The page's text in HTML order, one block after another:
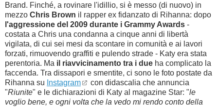
Brand. Finché, a rovinare l'idillio, si è messo (di nuovo) in
mezzo Chris Brown il rapper ex fidanzato di Rihanna: dopo
l'aggressione del 2009 durante i Grammy Awards -
costata a Chris una condanna a cinque anni di libertà
vigilata, di cui sei mesi da scontare in comunità e ai lavori
forzati, rimuovendo graffiti e pulendo strade - Katy era stata
perentoria. Ma il riavvicinamento tra i due ha complicato la
faccenda. Tra dissapori e smentite, ci sono le foto postate da
Rihanna su Instagram
con didascalia che annuncia
"Riunite" e le dichiarazioni di Katy al magazine Star: "le
voglio bene, e ogni volta che la vedo mi rendo conto della